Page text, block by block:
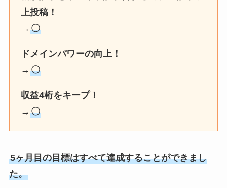
上投稿！
→〇
ドメインパワーの向上！
→〇
収益4桁をキープ！
→〇
5ヶ月目の目標はすべて達成することができまし
た。